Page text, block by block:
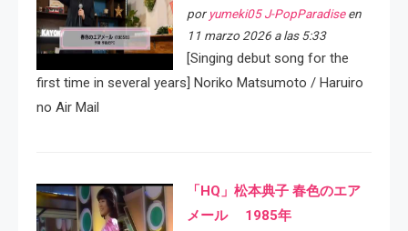
por yumeki05 J-PopParadiseen
11 marzo 2026 a las 5:33
[Singing debut song for the
first time in several years] Noriko Matsumoto / Haruiro
no Air Mail
「HQ」松本典子 春色のエア
メール 1985年